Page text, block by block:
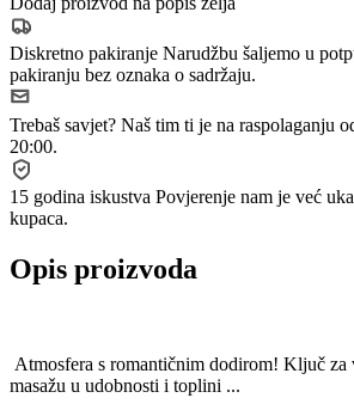
Diskretno pakiranje Narudžbu šaljemo u
pakiranju bez oznaka o sadržaju.
Trebaš savjet? Naš tim ti je na raspolaganju
20:00.
15 godina iskustva Povjerenje nam je već
kupaca.
Opis proizvoda
Atmosfera s romantičnim dodirom! Ključ za
masažu u udobnosti i toplini ...